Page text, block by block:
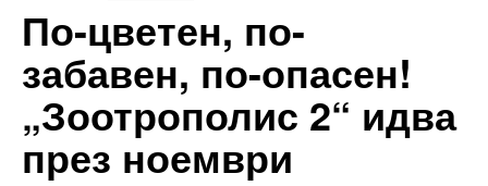
По-цветен, по-
забавен, по-опасен!
„Зоотрополис 2“ идва
през ноември